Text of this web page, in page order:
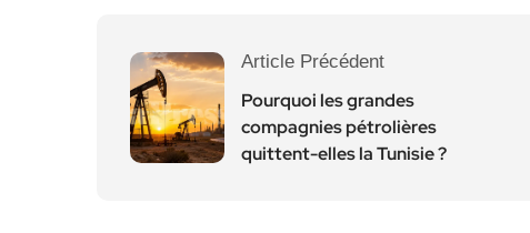
Article Précédent
Pourquoi les grandes
compagnies pétrolières
quittent-elles la Tunisie ?